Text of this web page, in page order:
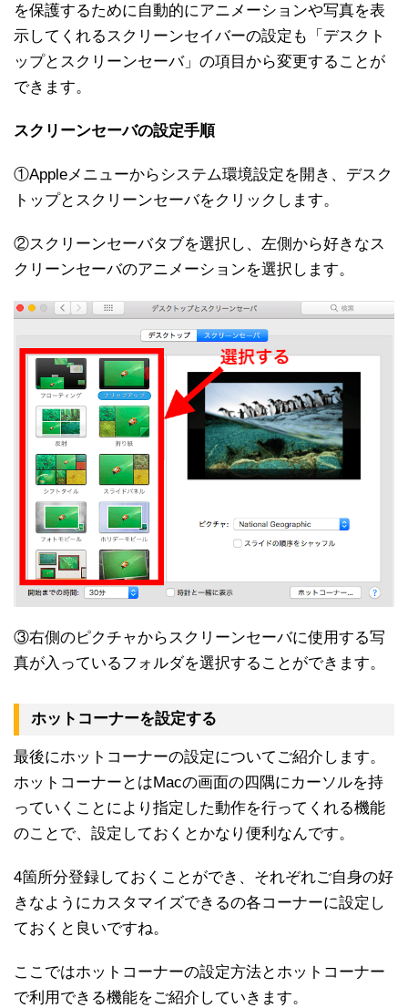
を保護するために自動的にアニメーションや写真を表
示してくれるスクリーンセイバーの設定も「デスクト
ップとスクリーンセーバ」の項目から変更することが
できます。
スクリーンセーバの設定手順
①Appleメニューからシステム環境設定を開き、デスク
トップとスクリーンセーバをクリックします。
②スクリーンセーバタブを選択し、左側から好きなス
クリーンセーバのアニメーションを選択します。
③右側のピクチャからスクリーンセーバに使用する写
真が入っているフォルダを選択することができます。
ホットコーナーを設定する
最後にホットコーナーの設定についてご紹介します。
ホットコーナーとはMacの画面の四隅にカーソルを持
っていくことにより指定した動作を行ってくれる機能
のことで、設定しておくとかなり便利なんです。
4箇所分登録しておくことができ、それぞれご自身の好
きなようにカスタマイズできるの各コーナーに設定し
ておくと良いですね。
ここではホットコーナーの設定方法とホットコーナー
で利用できる機能をご紹介していきます。